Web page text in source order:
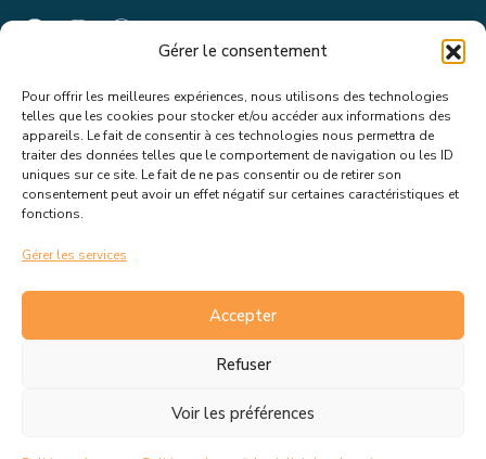
Gérer le consentement
Pour offrir les meilleures expériences, nous utilisons des technologies
telles que les cookies pour stocker et/ou accéder aux informations des
appareils. Le fait de consentir à ces technologies nous permettra de
traiter des données telles que le comportement de navigation ou les ID
uniques sur ce site. Le fait de ne pas consentir ou de retirer son
consentement peut avoir un effet négatif sur certaines caractéristiques et
fonctions.
Gérer les services
Accepter
Refuser
Voir les préférences
Suivez toutes les informations &
actualités de votre ville !
mairie de Rousset. En savoir plus sur la gestion de mes